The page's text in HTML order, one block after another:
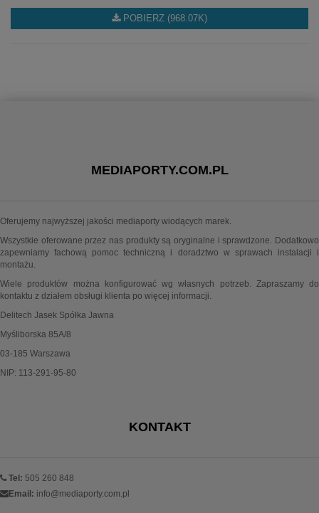
POBIERZ (968.07K)
MEDIAPORTY.COM.PL
Oferujemy najwyższej jakości mediaporty wiodących marek.
Wszystkie oferowane przez nas produkty są oryginalne i sprawdzone. Dodatkowo
zapewniamy fachową pomoc techniczną i doradztwo w sprawach instalacji i
montażu.
Wiele produktów można konfigurować wg własnych potrzeb. Zapraszamy do
kontaktu z działem obsługi klienta po więcej informacji.
Delitech Jasek Spółka Jawna
Myśliborska 85A/8
03-185 Warszawa
NIP: 113-291-95-80
KONTAKT
Tel: 505 260 848
Email: info@mediaporty.com.pl